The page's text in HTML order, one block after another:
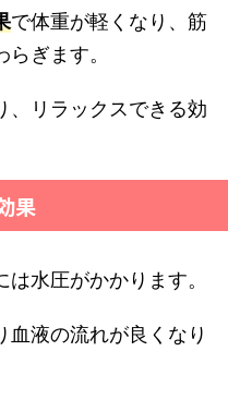
で体重が軽くなり、筋
ぎます。
、リラックスできる効
果
水圧がかかります。
血液の流れが良くなり